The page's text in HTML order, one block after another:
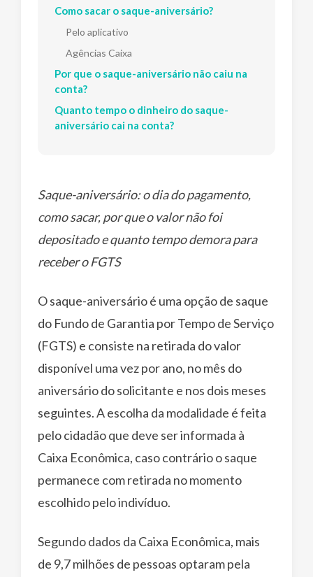
Como sacar o saque-aniversário?
Pelo aplicativo
Agências Caixa
Por que o saque-aniversário não caiu na
conta?
Quanto tempo o dinheiro do saque-
aniversário cai na conta?
Saque-aniversário: o dia do pagamento,
como sacar, por que o valor não foi
depositado e quanto tempo demora para
receber o FGTS
O saque-aniversário é uma opção de saque
do Fundo de Garantia por Tempo de Serviço
(FGTS) e consiste na retirada do valor
disponível uma vez por ano, no mês do
aniversário do solicitante e nos dois meses
seguintes. A escolha da modalidade é feita
pelo cidadão que deve ser informada à
Caixa Econômica, caso contrário o saque
permanece com retirada no momento
escolhido pelo indivíduo.
Segundo dados da Caixa Econômica, mais
de 9,7 milhões de pessoas optaram pela